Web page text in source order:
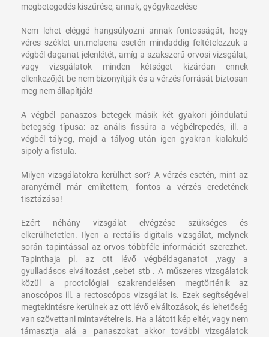
megbetegedés kiszűrése, annak, gyógykezelése
Nem lehet eléggé hangsúlyozni annak fontosságát, hogy
véres széklet un.melaena esetén mindaddig feltételezzük a
végbél daganat jelenlétét, amíg a szakszerű orvosi vizsgálat,
vagy vizsgálatok minden kétséget kizáróan ennek
ellenkezőjét be nem bizonyítják és a vérzés forrását biztosan
meg nem állapítják!
A végbél panaszos betegek másik két gyakori jóindulatú
betegség típusa: az anális fissúra a végbélrepedés, ill. a
végbél tályog, majd a tályog után igen gyakran kialakuló
sipoly a fistula.
Milyen vizsgálatokra kerülhet sor? A vérzés esetén, mint az
aranyérnél már említettem, fontos a vérzés eredetének
tisztázása!
Ezért néhány vizsgálat elvégzése szükséges és
elkerülhetetlen. Ilyen a rectális digitalis vizsgálat, melynek
során tapintással az orvos többféle információt szerezhet.
Tapinthaja pl. az ott lévő végbéldaganatot ,vagy a
gyulladásos elváltozást ,sebet stb . A műszeres vizsgálatok
közül a proctológiai szakrendelésen megtörténik az
anoscópos ill. a rectoscópos vizsgálat is. Ezek segítségével
megtekintésre kerülnek az ott lévő elváltozások, és lehetőség
van szövettani mintavételre is. Ha a látott kép eltér, vagy nem
támasztja alá a panaszokat akkor további vizsgálatok